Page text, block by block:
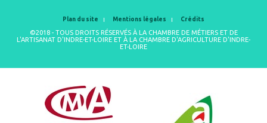
Plan du site Mentions légales Crédits
©2018 - TOUS DROITS RÉSERVÉS À LA CHAMBRE DE MÉTIERS ET DE
L'ARTISANAT D'INDRE-ET-LOIRE ET À LA CHAMBRE D'AGRICULTURE D'INDRE-
ET-LOIRE